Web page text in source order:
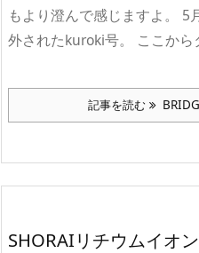
もより澄んで感じますよ。
外されたkuroki号。 ここから
記事を読む
SHORAIリチウムイオ